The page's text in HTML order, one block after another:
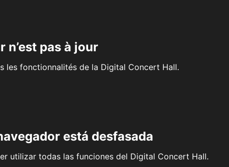
n’est pas à jour
les fonctionnalités de la Digital Concert Hall.
está desfasada
utilizar todas las funciones del Digital Concert Hall.